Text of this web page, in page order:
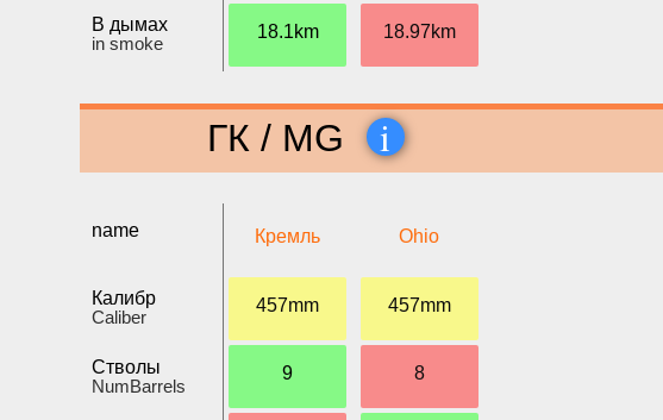
В дымах
in smoke
18.1km 18.97km
ГК / MG i
name
Калибр
Caliber
Стволы
NumBarrels
Кремль
457mm
9
Ohio
457mm
8